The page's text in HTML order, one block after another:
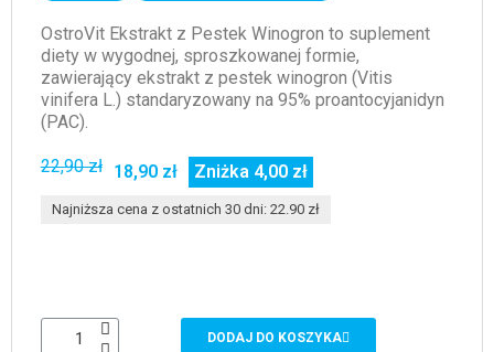
OstroVit Ekstrakt z Pestek Winogron to suplement
diety w wygodnej, sproszkowanej formie,
zawierający ekstrakt z pestek winogron (Vitis
vinifera L.) standaryzowany na 95% proantocyjanidyn
(PAC).
22,90 zł 18,90 zł Zniżka 4,00 zł
Najniższa cena z ostatnich 30 dni: 22.90 zł
DODAJ DO KOSZYKA